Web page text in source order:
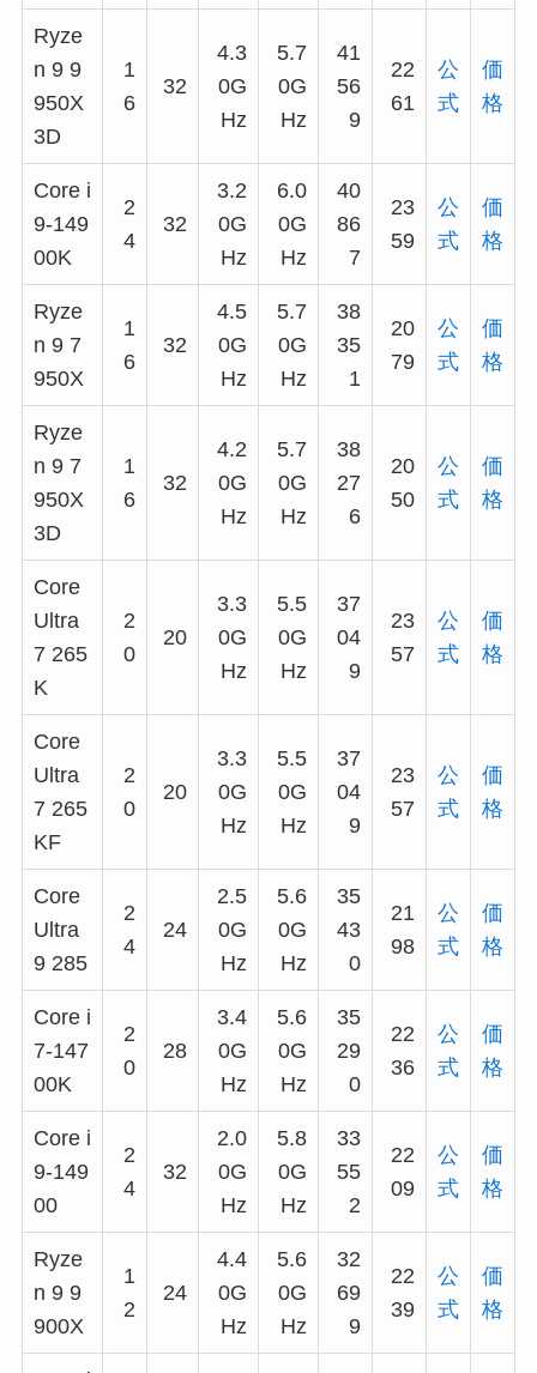
Ryze
n 9 9
950X
3D
1
6
32
4.3
0G
Hz
5.7
0G
Hz
41
56
9
22
61
公
式
価
格
Core i
9-149
00K
2
4
32
3.2
0G
Hz
6.0
0G
Hz
40
86
7
23
59
公
式
価
格
Ryze
n 9 7
950X
1
6
32
4.5
0G
Hz
5.7
0G
Hz
38
35
1
20
79
公
式
価
格
Ryze
n 9 7
950X
3D
1
6
32
4.2
0G
Hz
5.7
0G
Hz
38
27
6
20
50
公
式
価
格
Core
Ultra
7 265
K
2
0
20
3.3
0G
Hz
5.5
0G
Hz
37
04
9
23
57
公
式
価
格
Core
Ultra
7 265
KF
2
0
20
3.3
0G
Hz
5.5
0G
Hz
37
04
9
23
57
公
式
価
格
Core
Ultra
9 285
2
4
24
2.5
0G
Hz
5.6
0G
Hz
35
43
0
21
98
公
式
価
格
Core i
7-147
00K
2
0
28
3.4
0G
Hz
5.6
0G
Hz
35
29
0
22
36
公
式
価
格
Core i
9-149
00
2
4
32
2.0
0G
Hz
5.8
0G
Hz
33
55
2
22
09
公
式
価
格
Ryze
n 9 9
900X
1
2
24
4.4
0G
Hz
5.6
0G
Hz
32
69
9
22
39
公
式
価
格